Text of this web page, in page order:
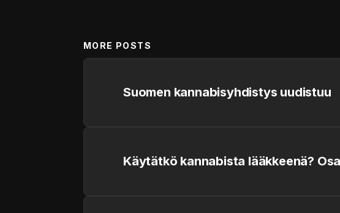
MORE POSTS
Suomen kannabisyhdistys uudistuu
Käytätkö kannabista lääkkeenä?